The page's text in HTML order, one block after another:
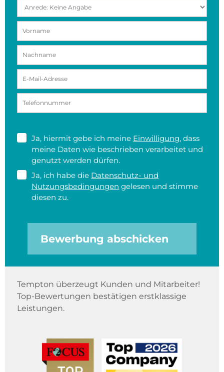
Ja, hiermit gebe ich meine Einwilligung, dass
meine Daten wie beschrieben verarbeitet und
genutzt werden dürfen.
Ja, ich habe die Datenschutz- und
Nutzungsbedingungen gelesen und stimme
diesen zu.
Bewerbung abschicken
Tempton überzeugt Kunden und Mitarbeiter!
Top-Bewertungen bestätigen erstklassige
Leistungen.